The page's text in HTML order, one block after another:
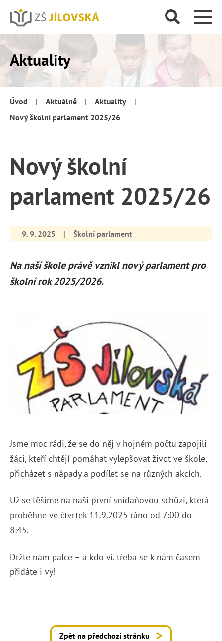
Aktuality
Úvod | Aktuálně | Aktuality
|
Nový školní parlament 2025/26
Nový školní
parlament 2025/26
9. 9. 2025 | Školní parlament
Na naší škole právě vznikl nový parlament pro
školní rok 2025/2026.
Jsme moc rádi, že se do něj v hojném počtu zapojili
žáci, kteří chtějí pomáhat vylepšovat život ve škole,
přicházet s nápady a podílet se na různých akcích.
Už se těšíme na naši první snídaňovou schůzi, která
proběhne ve čtvrtek 11.9.2025 ráno od 7:00 do
8:45.
Držte nám palce – a kdo ví, třeba se k nám časem
přidáte i vy!
Zpět na předchozí stránku